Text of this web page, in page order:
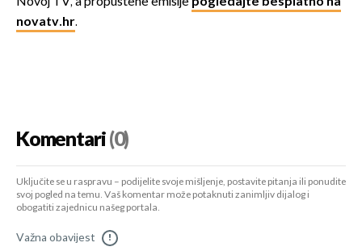
novatv.hr.
Komentari(0)
Uključite se u raspravu – podijelite svoje mišljenje, postavite pitanja ili ponudite
svoj pogled na temu. Vaš komentar može potaknuti zanimljiv dijalog i
obogatiti zajednicu našeg portala.
Važna obavijest !